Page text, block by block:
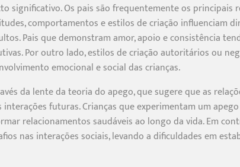
significativo. Os pais são frequentemente os principais
comportamentos e estilos de criação influenciam
Pais que demonstram amor, apoio e consistência
Por outro lado, estilos de criação autoritários ou
emocional e social das crianças.
da lente da teoria do apego, que sugere que as
futuras. Crianças que experimentam um
relacionamentos saudáveis ao longo da vida. Em
nas interações sociais, levando a dificuldades em